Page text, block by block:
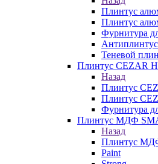
Плинтус
Плинтус
Фурнитура
Теневой
Плинтус CEZAR
Назад
Плинтус
Плинтус
Фурнитура
Плинтус МДФ
Назад
Плинтус
Paint